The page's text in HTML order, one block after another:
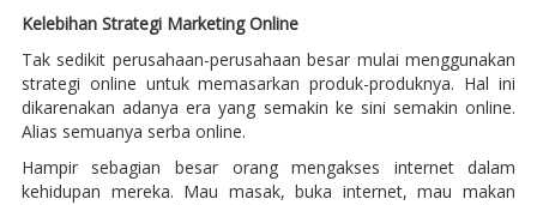
Kelebihan Strategi Marketing Online
Tak sedikit perusahaan-perusahaan besar mulai menggunakan
strategi online untuk memasarkan produk-produknya. Hal ini
dikarenakan adanya era yang semakin ke sini semakin online.
Alias semuanya serba online.
Hampir sebagian besar orang mengakses internet dalam
kehidupan mereka. Mau masak, buka internet, mau makan